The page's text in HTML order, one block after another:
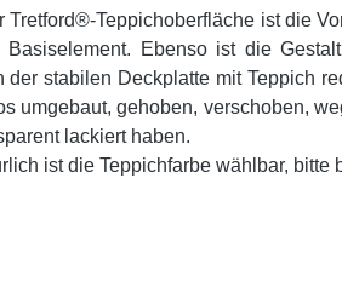
Teppichoberfläche ist die
Ebenso ist die
stabilen Deckplatte mit Teppich
umgebaut, gehoben, verschoben,
lackiert haben.
ist die Teppichfarbe wählbar, bitte